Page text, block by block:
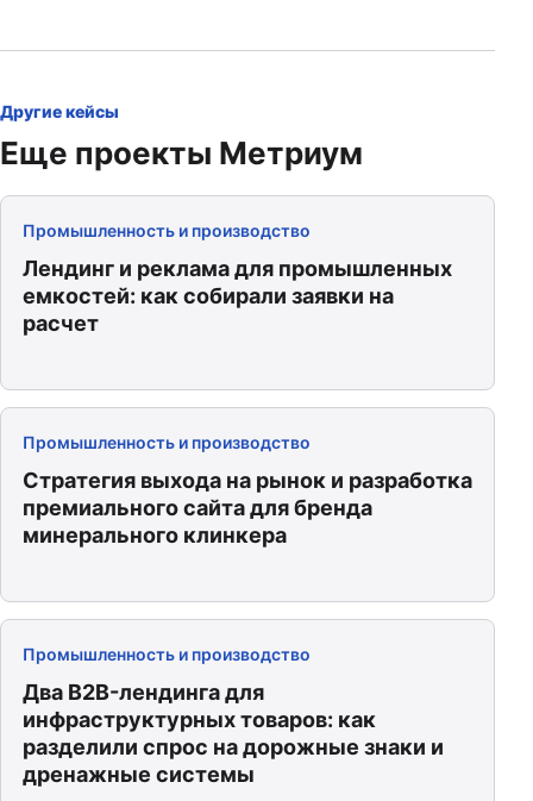
Другие кейсы
Еще проекты Метриум
Промышленность и производство
Лендинг и реклама для промышленных
емкостей: как собирали заявки на
расчет
Промышленность и производство
Стратегия выхода на рынок и разработка
премиального сайта для бренда
минерального клинкера
Промышленность и производство
Два B2B-лендинга для
инфраструктурных товаров: как
разделили спрос на дорожные знаки и
дренажные системы